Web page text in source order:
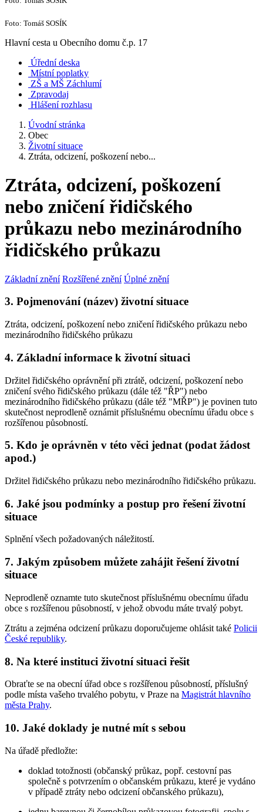
Foto: Tomáš SOSÍK
Hlavní cesta u Obecního domu č.p. 17
Úřední deska
Místní poplatky
ZŠ a MŠ Záchlumí
Zpravodaj
Hlášení rozhlasu
Úvodní stránka
Obec
Životní situace
Ztráta, odcizení, poškození nebo...
Ztráta, odcizení, poškození
nebo zničení řidičského
průkazu nebo mezinárodního
řidičského průkazu
Základní znění Rozšířené znění Úplné znění
3. Pojmenování (název) životní situace
Ztráta, odcizení, poškození nebo zničení řidičského průkazu nebo
mezinárodního řidičského průkazu
4. Základní informace k životní situaci
Držitel řidičského oprávnění při ztrátě, odcizení, poškození nebo
zničení svého řidičského průkazu (dále též "ŘP") nebo
mezinárodního řidičského průkazu (dále též "MŘP") je povinen tuto
skutečnost neprodleně oznámit příslušnému obecnímu úřadu obce s
rozšířenou působností.
5. Kdo je oprávněn v této věci jednat (podat žádost
apod.)
Držitel řidičského průkazu nebo mezinárodního řidičského průkazu.
6. Jaké jsou podmínky a postup pro řešení životní
situace
Splnění všech požadovaných náležitostí.
7. Jakým způsobem můžete zahájit řešení životní
situace
Neprodleně oznamte tuto skutečnost příslušnému obecnímu úřadu
obce s rozšířenou působností, v jehož obvodu máte trvalý pobyt.
Ztrátu a zejména odcizení průkazu doporučujeme ohlásit také Policii
České republiky.
8. Na které instituci životní situaci řešit
Obraťte se na obecní úřad obce s rozšířenou působností, příslušný
podle místa vašeho trvalého pobytu, v Praze na Magistrát hlavního
města Prahy.
10. Jaké doklady je nutné mít s sebou
Na úřadě předložte:
doklad totožnosti (občanský průkaz, popř. cestovní pas
společně s potvrzením o občanském průkazu, které je vydáno
v případě ztráty nebo odcizení občanského průkazu),